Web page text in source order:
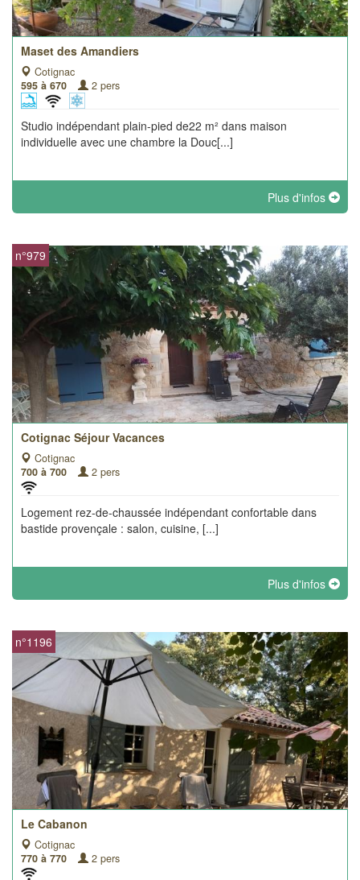
Maset des Amandiers
Cotignac
595 à 670
2 pers
Studio indépendant plain-pied de22 m² dans maison
individuelle avec une chambre la Douc[...]
Plus d'infos
Cotignac Séjour Vacances
Cotignac
700 à 700
2 pers
Logement rez-de-chaussée indépendant confortable dans
bastide provençale : salon, cuisine, [...]
Plus d'infos
n°979
Le Cabanon
Cotignac
770 à 770
2 pers
n°1196